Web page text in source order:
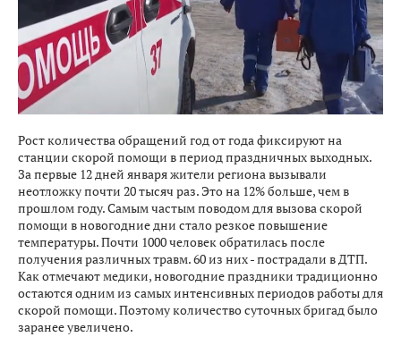
Рост количества обращений год от года фиксируют на
станции скорой помощи в период праздничных выходных.
За первые 12 дней января жители региона вызывали
неотложку почти 20 тысяч раз. Это на 12% больше, чем в
прошлом году. Самым частым поводом для вызова скорой
помощи в новогодние дни стало резкое повышение
температуры. Почти 1000 человек обратилась после
получения различных травм. 60 из них - пострадали в ДТП.
Как отмечают медики, новогодние праздники традиционно
остаются одним из самых интенсивных периодов работы для
скорой помощи. Поэтому количество суточных бригад было
заранее увеличено.